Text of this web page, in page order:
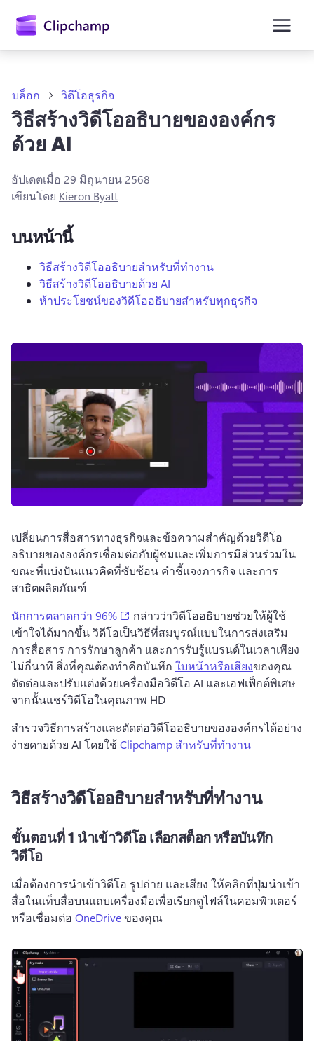
เนื้อหา
หลัก
ลงชื่อเข้าใช้
ลองใช้ฟรี
บล็อก วิดีโอธุรกิจ
วิธีสร้างวิดีโออธิบายขององค์กร
ด้วย AI
อัปเดตเมื่อ 29 มิถุนายน 2568
เขียนโดย Kieron Byatt
บนหน้านี้
วิธีสร้างวิดีโออธิบายสำหรับที่ทำงาน
วิธีสร้างวิดีโออธิบายด้วย AI
ห้าประโยชน์ของวิดีโออธิบายสำหรับทุกธุรกิจ
เปลี่ยนการสื่อสารทางธุรกิจและข้อความสำคัญด้วยวิดีโอ
อธิบายขององค์กรเชื่อมต่อกับผู้ชมและเพิ่มการมีส่วนร่วมใน
ขณะที่แบ่งปันแนวคิดที่ซับซ้อน คำชี้แจงภารกิจ และการ
สาธิตผลิตภัณฑ์
นักการตลาดกว่า 96%
(opens in a new tab)
กล่าวว่าวิดีโออธิบายช่วยให้ผู้ใช้
เข้าใจได้มากขึ้น วิดีโอเป็นวิธีที่สมบูรณ์แบบในการส่งเสริม
การสื่อสาร การรักษาลูกค้า และการรับรู้แบรนด์ในเวลาเพียง
ไม่กี่นาที สิ่งที่คุณต้องทำคือบันทึก ใบหน้าหรือเสียงของคุณ
ตัดต่อและปรับแต่งด้วยเครื่องมือวิดีโอ AI และเอฟเฟ็กต์พิเศษ
จากนั้นแชร์วิดีโอในคุณภาพ HD
สำรวจวิธีการสร้างและตัดต่อวิดีโออธิบายขององค์กรได้อย่าง
ง่ายดายด้วย AI โดยใช้ Clipchamp สำหรับที่ทำงาน
วิธีสร้างวิดีโออธิบายสำหรับที่ทำงาน
ขั้นตอนที่ 1 นำเข้าวิดีโอ เลือกสต็อก หรือบันทึก
วิดีโอ
เมื่อต้องการนำเข้าวิดีโอ รูปถ่าย และเสียง ให้คลิกที่ปุ่มนำเข้า
สื่อในแท็บสื่อบนแถบเครื่องมือเพื่อเรียกดูไฟล์ในคอมพิวเตอร์
หรือเชื่อมต่อ OneDrive ของคุณ